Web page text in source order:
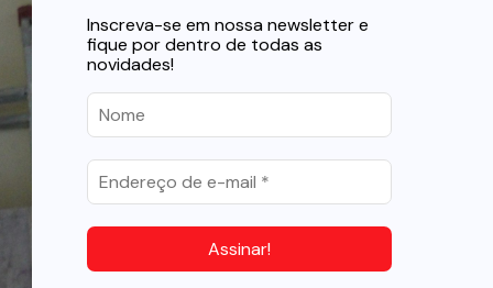
Inscreva-se em nossa newsletter e
fique por dentro de todas as
novidades!